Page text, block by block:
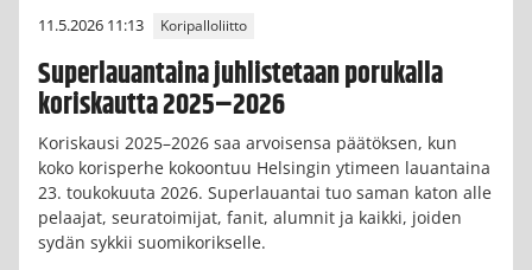
11.5.2026 11:13 Koripalloliitto
Superlauantaina juhlistetaan porukalla
koriskautta 2025–2026
Koriskausi 2025–2026 saa arvoisensa päätöksen, kun
koko korisperhe kokoontuu Helsingin ytimeen lauantaina
23. toukokuuta 2026. Superlauantai tuo saman katon alle
pelaajat, seuratoimijat, fanit, alumnit ja kaikki, joiden
sydän sykkii suomikorikselle.